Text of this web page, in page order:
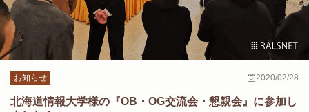
お知らせ 2020/02/28
北海道情報大学様の『OB・OG交流会・懇親会』に参加し